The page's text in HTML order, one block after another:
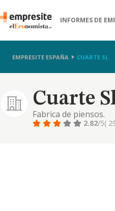
INFORMES DE
EMPRESITE ESPAÑA CUARTE SL
Cuarte
Fabrica de piensos.
2.82/5(